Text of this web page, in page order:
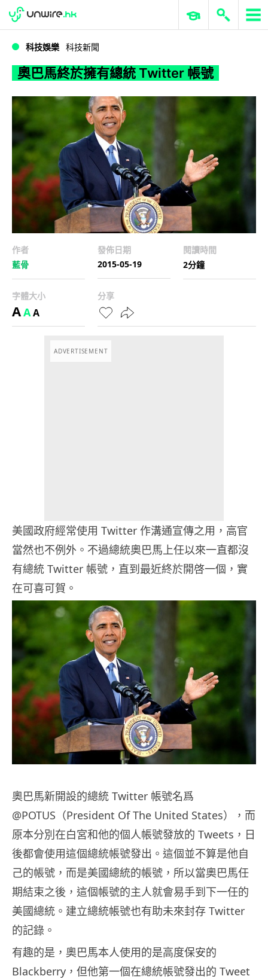
奧巴馬終於擁有總統 Twitter 帳號
WWDC 2026 ERP 與商業 AI
科技娛樂 科技新聞
奧巴馬終於擁有總統 Twitter 帳號
作者
藍骨
發佈日期
2015-05-19
閱讀時間
2分鐘
字體大小
AAA
分享
ADVERTISEMENT
美國政府經常使用 Twitter 作溝通宣傳之用，高官
當然也不例外。不過總統奧巴馬上任以來一直都沒
有總統 Twitter 帳號，直到最近終於開啓一個，實
在可喜可賀。
奧巴馬新開設的總統 Twitter 帳號名爲
@POTUS（President Of The United States），而
原本分別在白宮和他的個人帳號發放的 Tweets，日
後都會使用這個總統帳號發出。這個並不算是他自
己的帳號，而是美國總統的帳號，所以當奧巴馬任
期結束之後，這個帳號的主人就會易手到下一任的
美國總統。建立總統帳號也有助未來封存 Twitter
的記錄。
有趣的是，奧巴馬本人使用的是高度保安的
Blackberry，但他第一個在總統帳號發出的 Tweet